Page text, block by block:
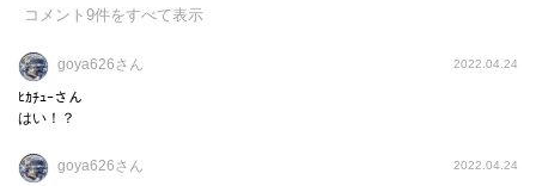
コメント 9件をすべて表示
goya626さん 2022.04.24
ﾋｶﾁｭｰさん
はい！？
goya626さん 2022.04.24